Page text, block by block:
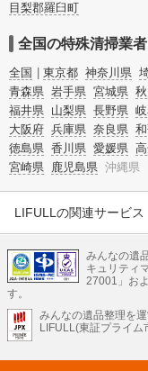
目梨郡羅臼町
全国の特殊清掃業
全国 東京都 神奈川県
青森県 岩手県 宮城県
福井県 山梨県 長野県
大阪府 兵庫県 奈良県
徳島県 香川県 愛媛県
宮崎県 鹿児島県 沖縄県
LIFULLの関連サービス
不動産・住宅
引越し
不動産クラウドファン
LIFULL HOME'Sのサー
不動産・住宅
不動産査定 マンション
みんなの遺
キュリティ
27001」お
す。
みんなの遺品整理を
LIFULL(東証プライム